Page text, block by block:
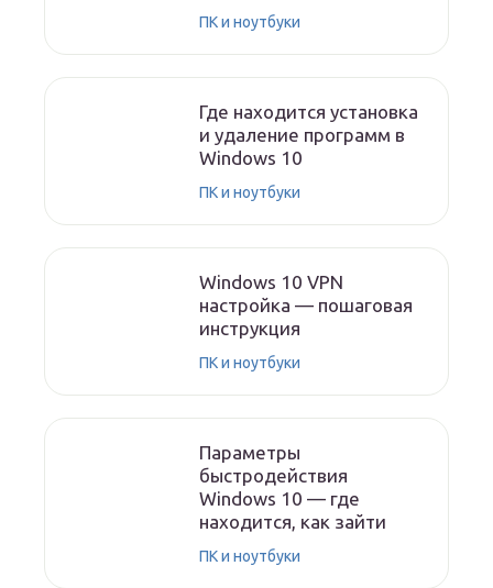
ПК и ноутбуки
Где находится установка
и удаление программ в
Windows 10
ПК и ноутбуки
Windows 10 VPN
настройка — пошаговая
инструкция
ПК и ноутбуки
Параметры
быстродействия
Windows 10 — где
находится, как зайти
ПК и ноутбуки